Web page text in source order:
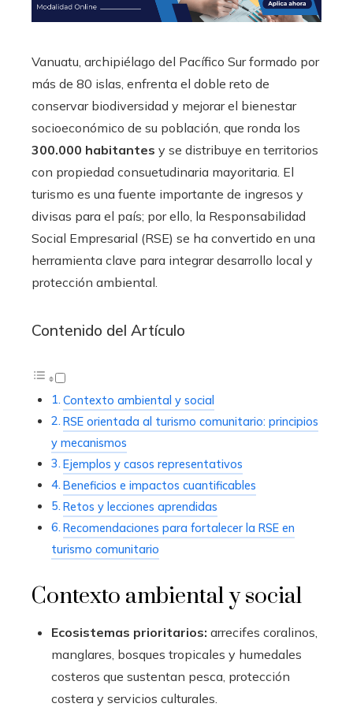
Vanuatu, archipiélago del Pacífico Sur formado por
más de 80 islas, enfrenta el doble reto de
conservar biodiversidad y mejorar el bienestar
socioeconómico de su población, que ronda los
300.000 habitantes y se distribuye en territorios
con propiedad consuetudinaria mayoritaria. El
turismo es una fuente importante de ingresos y
divisas para el país; por ello, la Responsabilidad
Social Empresarial (RSE) se ha convertido en una
herramienta clave para integrar desarrollo local y
protección ambiental.
Contenido del Artículo
Contexto ambiental y social
RSE orientada al turismo comunitario: principios
y mecanismos
Ejemplos y casos representativos
Beneficios e impactos cuantificables
Retos y lecciones aprendidas
Recomendaciones para fortalecer la RSE en
turismo comunitario
Contexto ambiental y social
Ecosistemas prioritarios: arrecifes coralinos,
manglares, bosques tropicales y humedales
costeros que sustentan pesca, protección
costera y servicios culturales.